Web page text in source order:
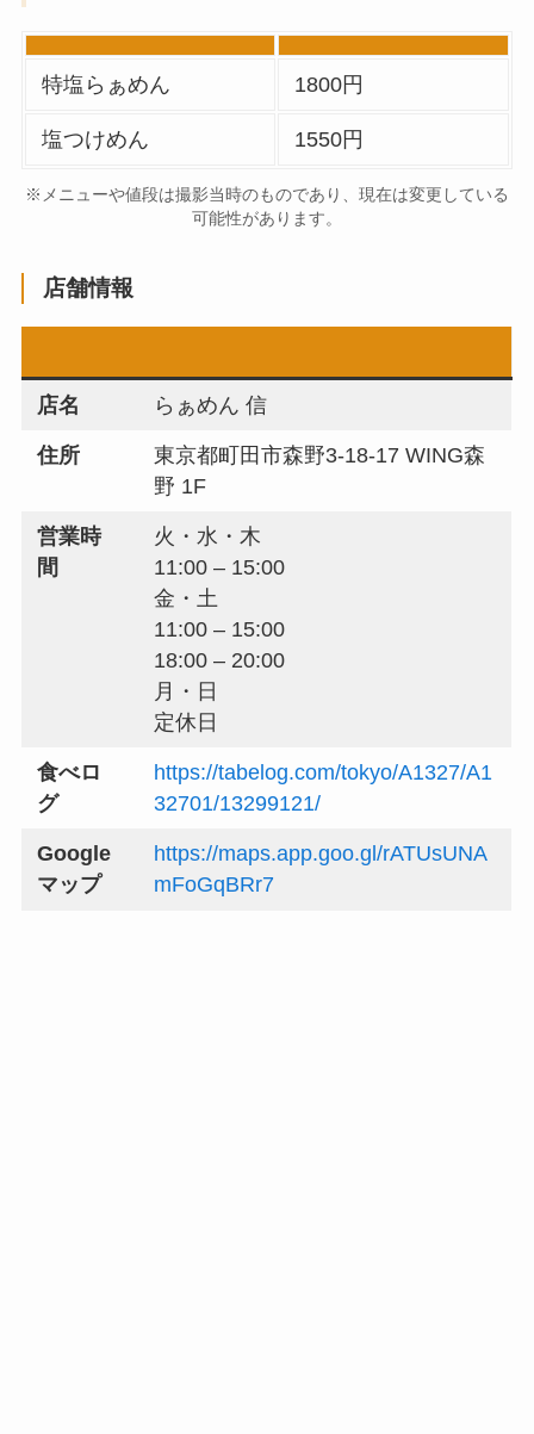
特塩らぁめん 1800円
塩つけめん 1550円
※メニューや値段は撮影当時のものであり、現在は変更している
可能性があります。
店舗情報
店名 らぁめん 信
住所
東京都町田市森野3-18-17 WING森
野 1F
営業時
間
火・水・木
11:00 – 15:00
金・土
11:00 – 15:00
18:00 – 20:00
月・日
定休日
食べロ
グ
https://tabelog.com/tokyo/A1327/A1
32701/13299121/
Google
マップ
https://maps.app.goo.gl/rATUsUNA
mFoGqBRr7